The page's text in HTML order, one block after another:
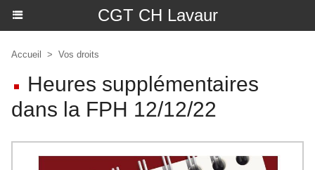
CGT CH Lavaur
Accueil > Vos droits
Heures supplémentaires
dans la FPH 12/12/22